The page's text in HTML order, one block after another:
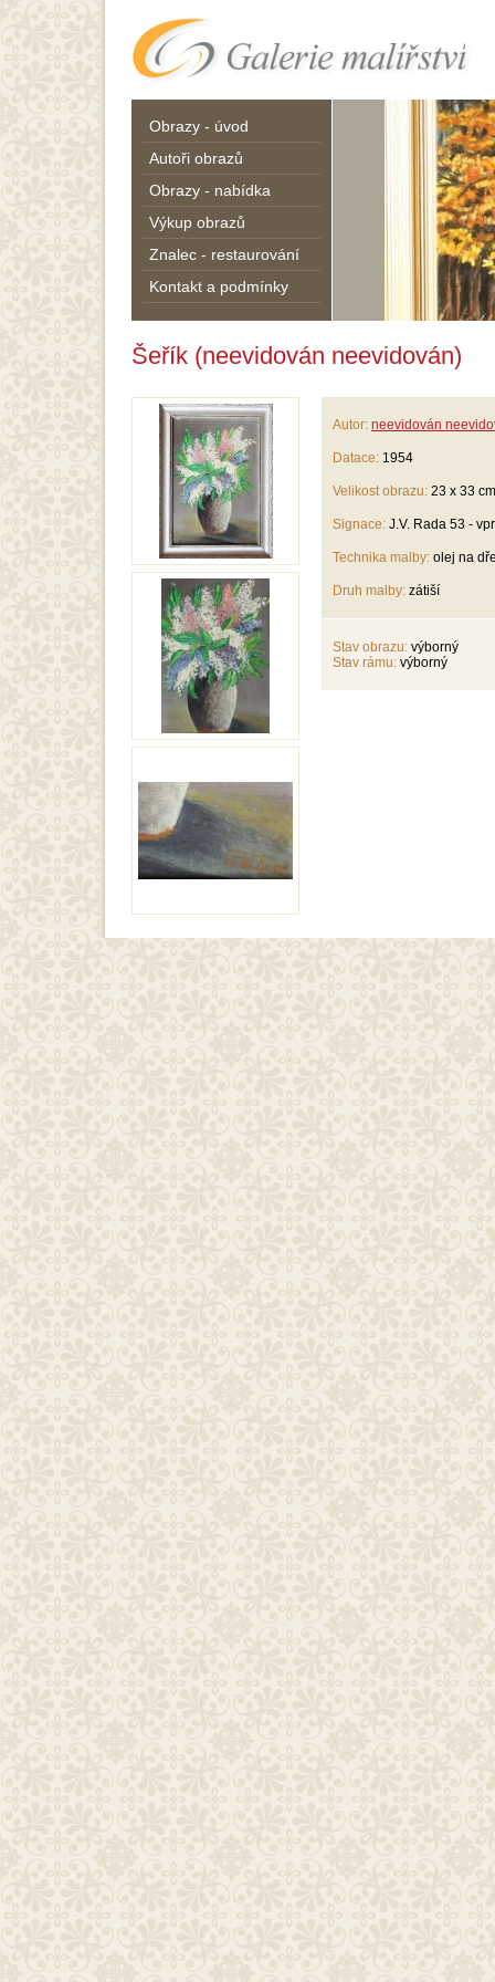
Obrazy - úvod
Autoři obrazů
Obrazy - nabídka
Výkup obrazů
Znalec - restaurování
Kontakt a podmínky
Šeřík (neevidován neevidován)
Autor: neevidován
Datace: 1954
Velikost obrazu: 23 x 33 cm
Signace: J.V. Rada 53 -
Technika malby: olej na
Druh malby: zátiší
Stav obrazu: výborný
Stav rámu: výborný